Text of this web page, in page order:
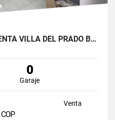
CASA COMERCIAL EN VENTA VILLA DEL PRADO BOGOTÁ NORTE
0
Garaje
Venta
COP